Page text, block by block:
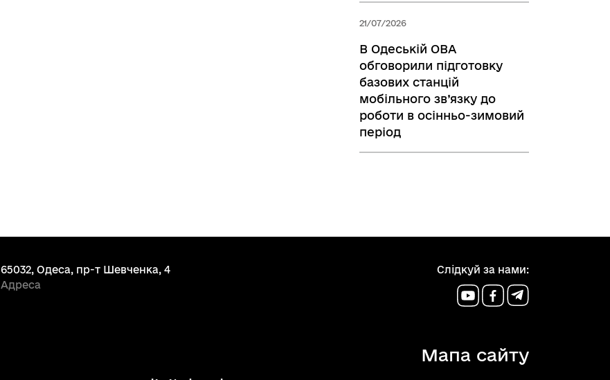
21/07/2026
В Одеській ОВА
обговорили підготовку
базових станцій
мобільного зв’язку до
роботи в осінньо-зимовий
період
65032, Одеса, пр-т Шевченка, 4
Адреса
Слідкуй за нами:
Мапа сайту